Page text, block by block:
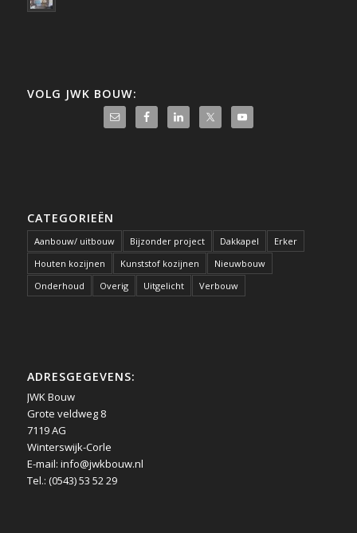
VOLG JWK BOUW:
CATEGORIEËN
Aanbouw/ uitbouw Bijzonder project Dakkapel
Erker
Houten kozijnen
Kunststof kozijnen
Nieuwbouw
Onderhoud
Overig Uitgelicht Verbouw
ADRESGEGEVENS:
JWK Bouw
Grote veldweg 8
7119 AG
Winterswijk-Corle
E-mail: info@jwkbouw.nl
Tel.: (0543) 53 52 29